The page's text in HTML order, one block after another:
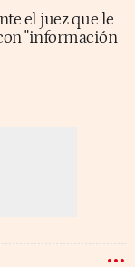
el juez que le
"información